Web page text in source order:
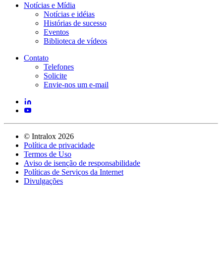
Notícias e Mídia
Notícias e idéias
Histórias de sucesso
Eventos
Biblioteca de vídeos
Contato
Telefones
Solicite
Envie-nos um e-mail
© Intralox 2026
Política de privacidade
Termos de Uso
Aviso de isenção de responsabilidade
Políticas de Serviços da Internet
Divulgações